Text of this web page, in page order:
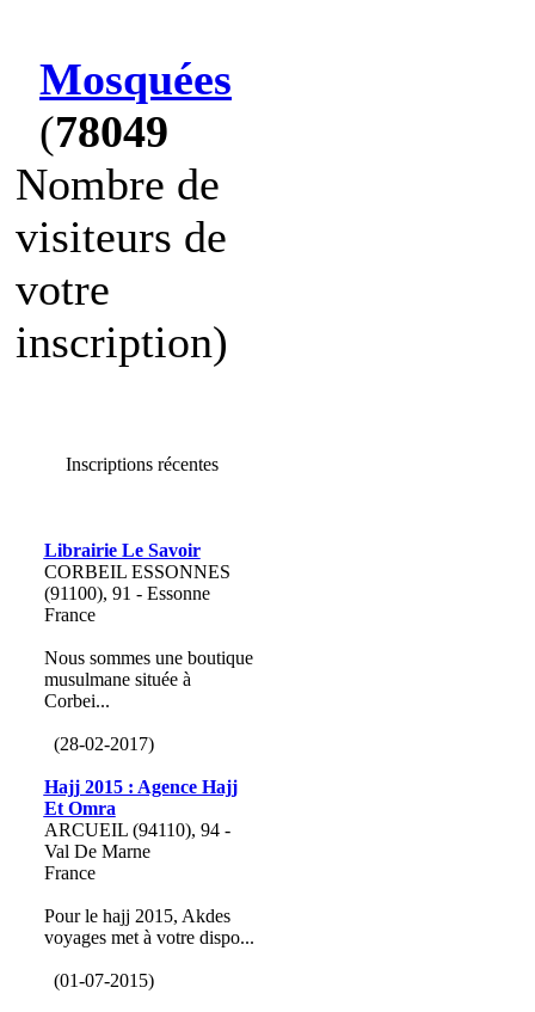
Mosquées
(78049
Nombre de
visiteurs de
votre
inscription)
Inscriptions récentes
Librairie Le Savoir
CORBEIL ESSONNES
(91100), 91 - Essonne
France
Nous sommes une boutique
musulmane située à
Corbei...
(28-02-2017)
Hajj 2015 : Agence Hajj
Et Omra
ARCUEIL (94110), 94 -
Val De Marne
France
Pour le hajj 2015, Akdes
voyages met à votre dispo...
(01-07-2015)